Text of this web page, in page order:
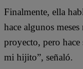
Finalmente, ella
hace algunos
proyecto, pero
mi hijito”, señaló.